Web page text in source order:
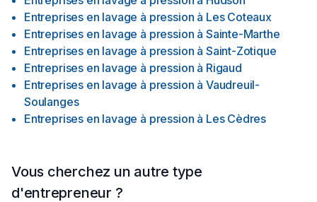
Entreprises en lavage à pression à Les Coteaux
Entreprises en lavage à pression à Sainte-Marthe
Entreprises en lavage à pression à Saint-Zotique
Entreprises en lavage à pression à Rigaud
Entreprises en lavage à pression à Vaudreuil-
Soulanges
Entreprises en lavage à pression à Les Cèdres
Vous cherchez un autre type
d'entrepreneur ?